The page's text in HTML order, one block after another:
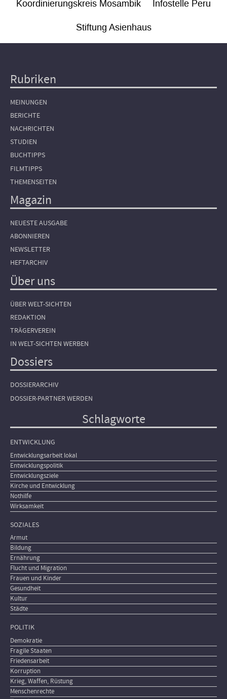
Koordinierungskreis Mosambik Infostelle Peru
Stiftung Asienhaus
Hauptnavigation
Rubriken
MEINUNGEN
BERICHTE
NACHRICHTEN
STUDIEN
BUCHTIPPS
FILMTIPPS
THEMENSEITEN
Magazin
NEUESTE AUSGABE
ABONNIEREN
NEWSLETTER
HEFTARCHIV
Über uns
ÜBER WELT-SICHTEN
REDAKTION
TRÄGERVEREIN
IN WELT-SICHTEN WERBEN
Dossiers
DOSSIERARCHIV
DOSSIER-PARTNER WERDEN
Schlagworte
ENTWICKLUNG
Entwicklungsarbeit lokal
Entwicklungspolitik
Entwicklungsziele
Kirche und Entwicklung
Nothilfe
Wirksamkeit
SOZIALES
Armut
Bildung
Ernährung
Flucht und Migration
Frauen und Kinder
Gesundheit
Kultur
Städte
POLITIK
Demokratie
Fragile Staaten
Friedensarbeit
Korruption
Krieg, Waffen, Rüstung
Menschenrechte